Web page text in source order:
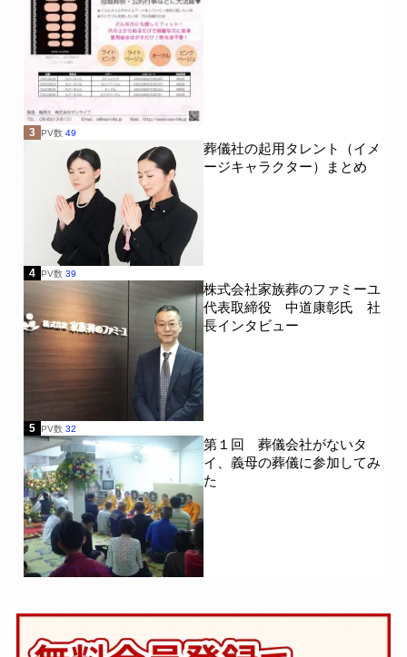
3 PV数 49
葬儀社の起用タレント（イメ
ージキャラクター）まとめ
4 PV数 39
株式会社家族葬のファミーユ
代表取締役 中道康彰氏 社
長インタビュー
5 PV数 32
第１回 葬儀会社がないタ
イ、義母の葬儀に参加してみ
た